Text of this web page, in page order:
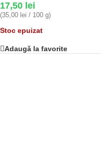
17,50 lei
(35,00 lei / 100 g)
Stoc epuizat
Adaugă la favorite